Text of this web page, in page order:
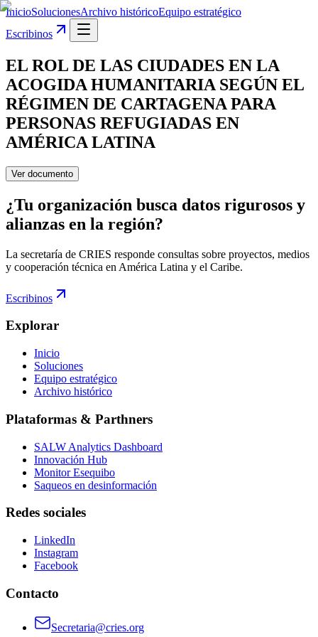
InicioSolucionesArchivo históricoEquipo estratégico
Escribinos
EL ROL DE LAS CIUDADES EN LA
ACOGIDA HUMANITARIA SEGÚN EL
RÉGIMEN DE CARTAGENA PARA
PERSONAS REFUGIADAS EN
AMÉRICA LATINA
Ver documento
¿Tu organización busca datos rigurosos y
alianzas en la región?
La secretaría de CRIES responde consultas sobre proyectos, medios
y cooperación técnica en América Latina y el Caribe.
Escribinos
Explorar
Inicio
Soluciones
Equipo estratégico
Archivo histórico
Plataformas & Parthners
SALW Analytics Dashboard
Innovación Hub
Monitor Esequibo
Saqueos en desinformación
Redes sociales
LinkedIn
Instagram
Facebook
Contacto
Secretaria@cries.org